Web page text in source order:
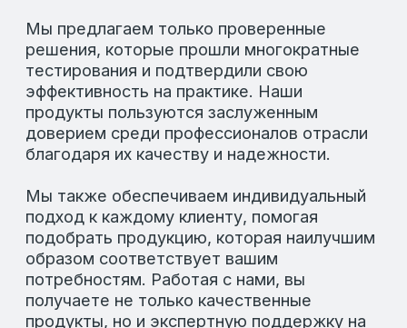
ООО «ЛАФИД»
SERVICE@LAFEED.ORG
Навигация
Время работы
Каталог
О компании
Новости
Контакты EN
Партнерам
Социальные сети
Вконтакте
Telegram